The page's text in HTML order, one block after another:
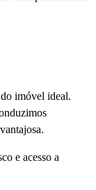
imóvel ideal.
e acesso a